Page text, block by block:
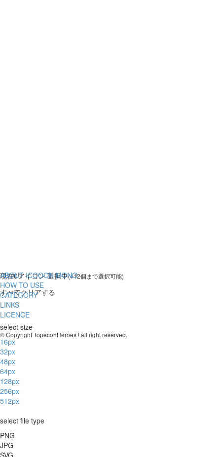
現在0アイコン 選択中(※12個まで選択可能)
すべてクリアする
select size
16px
32px
48px
64px
128px
256px
512px
select file type
PNG
JPG
SVG
ABOUT ICOOON MONO
HOW TO USE
CATEGORY
LINKS
LICENCE
© Copyright TopeconHeroes ! all right reserved.